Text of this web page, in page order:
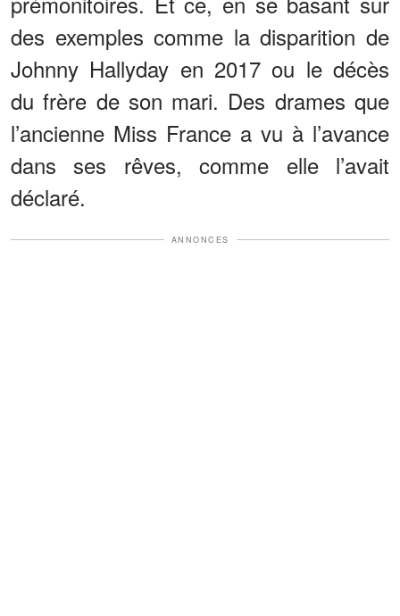
des exemples comme la disparition de
Johnny Hallyday en 2017 ou le décès
du frère de son mari. Des drames que
l’ancienne Miss France a vu à l’avance
dans ses rêves, comme elle l’avait
déclaré.
ANNONCES